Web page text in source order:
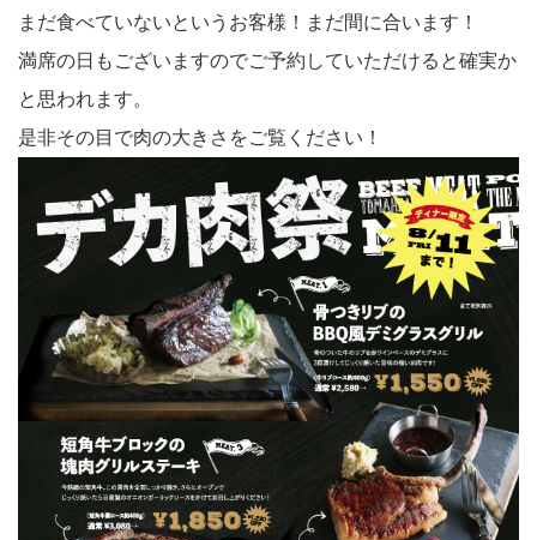
まだ食べていないというお客様！まだ間に合います！
満席の日もございますのでご予約していただけると確実か
と思われます。
是非その目で肉の大きさをご覧ください！